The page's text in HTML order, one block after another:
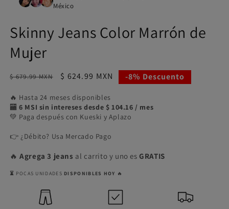
ventana
México
Skinny Jeans Color Marrón de
Mujer
Precio
$ 679.99 MXN
Precio
oferta
$ 624.99 MXN -8% Descuento
🔥 Hasta 24 meses disponibles
🏧6 MSI sin intereses desde $ 104.16 / mes
💚 Paga después con Kueski y Aplazo
👉 ¿Débito? Usa Mercado Pago
🔥 Agrega 3 jeans al carrito y uno es GRATIS
⏳ POCAS UNIDADES DISPONIBLES HOY 🔥